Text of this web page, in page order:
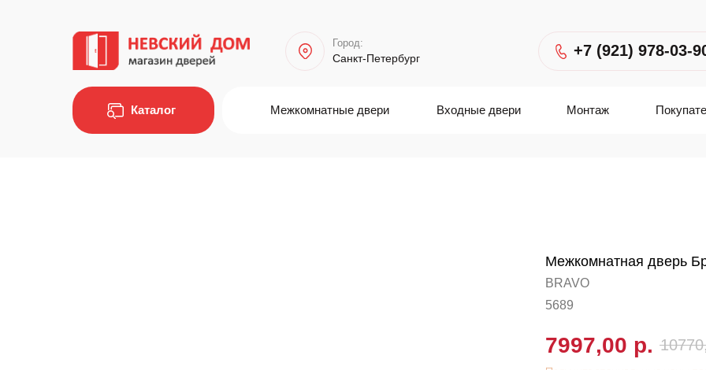
Город:
Санкт-Петербург +7 (921) 978-03-
Каталог Монтаж
Входные двери
Межкомнатные двери
Межкомнатная дверь
BRAVO
5689
7997,00 р.